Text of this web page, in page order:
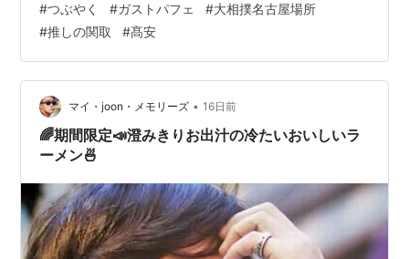
るかで競い合って？いる。 横綱は、負けが先行すると 体
調不良を理由に早々に休場するのが常なのに、 こんなに
負けがこんでいる状態は珍しいし、 横綱がこんな状態
で、千秋楽を向かえるなんて、これまであったかなぁ
と、 思ってしまった。 豊昇龍と大の里、二人で負けてれ
ば怖くないのか？！ ここ１，…
#つぶやく #ガストパフェ #大相撲名古屋場所
#推しの関取 #髙安
マイ・joon・メモリーズ • 16日前
🌈期間限定📣澄みきりお出汁の冷たいおいしいラ
ーメン🍜